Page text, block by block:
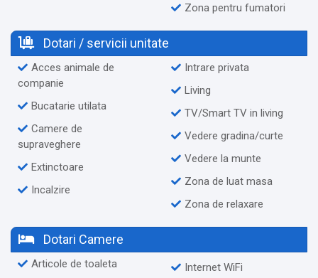
Zona pentru fumatori
Dotari / servicii unitate
Acces animale de
companie
Bucatarie utilata
Camere de
supraveghere
Extinctoare
Incalzire
Intrare privata
Living
TV/Smart TV in living
Vedere gradina/curte
Vedere la munte
Zona de luat masa
Zona de relaxare
Dotari Camere
Articole de toaleta
Internet WiFi